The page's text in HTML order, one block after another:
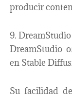
producir
9. DreamStudio
DreamStudio
en Stable
Su facilidad